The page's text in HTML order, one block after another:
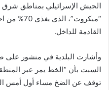
الجيش الإسرائيلي بمناطق شرق
“ميكروت”،
القادمة للداخل.
وأشارت البلدية في منشور على
السبت بأن “الخط يمر عبر
توقف عن الضخ مساء أول أمس